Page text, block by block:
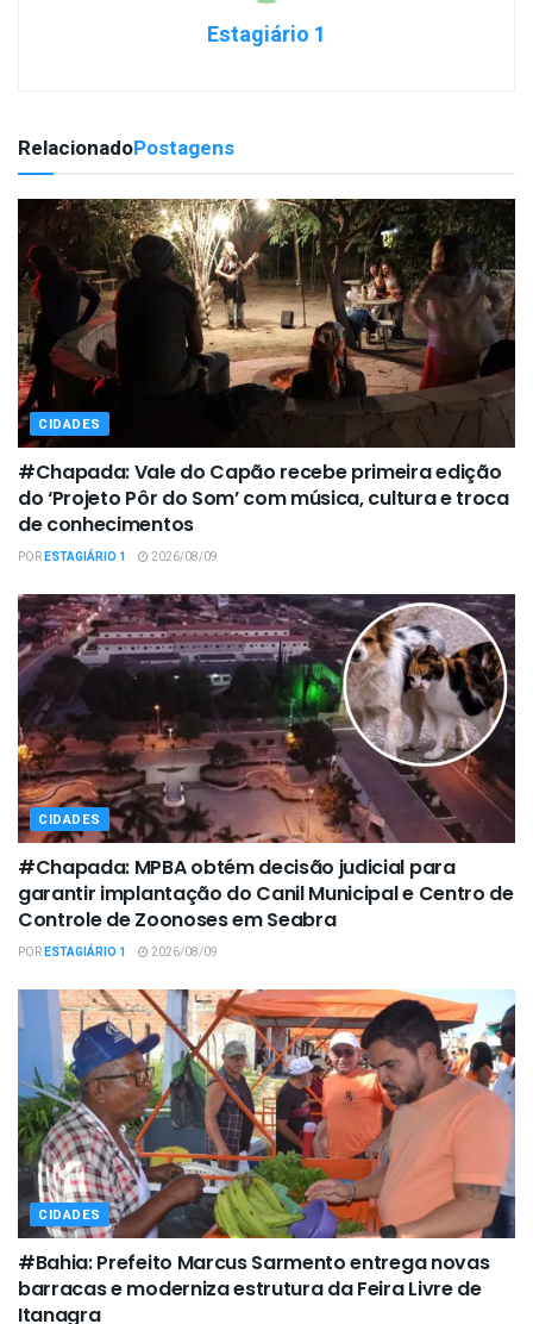
Estagiário 1
RelacionadoPostagens
CIDADES
#Chapada: Vale do Capão recebe primeira edição
do ‘Projeto Pôr do Som’ com música, cultura e troca
de conhecimentos
PORESTAGIÁRIO 1 2026/08/09
CIDADES
#Chapada: MPBA obtém decisão judicial para
garantir implantação do Canil Municipal e Centro de
Controle de Zoonoses em Seabra
PORESTAGIÁRIO 1 2026/08/09
CIDADES
#Bahia: Prefeito Marcus Sarmento entrega novas
barracas e moderniza estrutura da Feira Livre de
Itanagra